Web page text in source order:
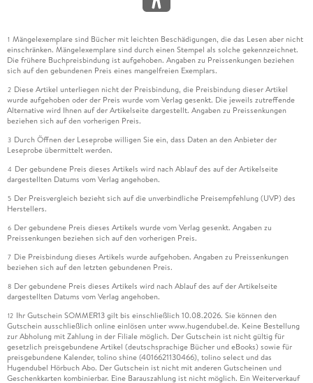
1 Mängelexemplare sind Bücher mit leichten Beschädigungen, die das Lesen aber nicht
einschränken. Mängelexemplare sind durch einen Stempel als solche gekennzeichnet.
Die frühere Buchpreisbindung ist aufgehoben. Angaben zu Preissenkungen beziehen
sich auf den gebundenen Preis eines mangelfreien Exemplars.
2 Diese Artikel unterliegen nicht der Preisbindung, die Preisbindung dieser Artikel
wurde aufgehoben oder der Preis wurde vom Verlag gesenkt. Die jeweils zutreffende
Alternative wird Ihnen auf der Artikelseite dargestellt. Angaben zu Preissenkungen
beziehen sich auf den vorherigen Preis.
3 Durch Öffnen der Leseprobe willigen Sie ein, dass Daten an den Anbieter der
Leseprobe übermittelt werden.
4 Der gebundene Preis dieses Artikels wird nach Ablauf des auf der Artikelseite
dargestellten Datums vom Verlag angehoben.
5 Der Preisvergleich bezieht sich auf die unverbindliche Preisempfehlung (UVP) des
Herstellers.
6 Der gebundene Preis dieses Artikels wurde vom Verlag gesenkt. Angaben zu
Preissenkungen beziehen sich auf den vorherigen Preis.
7 Die Preisbindung dieses Artikels wurde aufgehoben. Angaben zu Preissenkungen
beziehen sich auf den letzten gebundenen Preis.
8 Der gebundene Preis dieses Artikels wird nach Ablauf des auf der Artikelseite
dargestellten Datums vom Verlag angehoben.
12 Ihr Gutschein SOMMER13 gilt bis einschließlich 10.08.2026. Sie können den
Gutschein ausschließlich online einlösen unter www.hugendubel.de. Keine Bestellung
zur Abholung mit Zahlung in der Filiale möglich. Der Gutschein ist nicht gültig für
gesetzlich preisgebundene Artikel (deutschsprachige Bücher und eBooks) sowie für
preisgebundene Kalender, tolino shine (4016621130466), tolino select und das
Hugendubel Hörbuch Abo. Der Gutschein ist nicht mit anderen Gutscheinen und
Geschenkkarten kombinierbar. Eine Barauszahlung ist nicht möglich. Ein Weiterverkauf